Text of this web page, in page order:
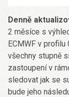
Denně
2 měsíce s
ECMWF v
všechny stupně
zastoupení v
sledovat jak se
bude jeho